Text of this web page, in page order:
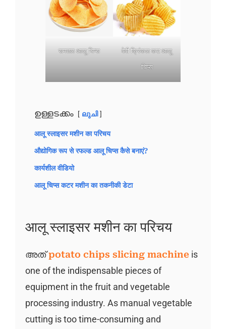
समतल आलू चिप्स वेवी क्रिंकल कट आलू
चिप्स
ഉള്ളടക്കം ലുചി
आलू स्लाइसर मशीन का परिचय
औद्योगिक रूप से रफल्ड आलू चिप्स कैसे बनाएं?
कार्यशील वीडियो
आलू चिप्स कटर मशीन का तकनीकी डेटा
आलू स्लाइसर मशीन का परिचय
അത്potato chips slicing machineis
one of the indispensable pieces of
equipment in the fruit and vegetable
processing industry. As manual vegetable
cutting is too time-consuming and